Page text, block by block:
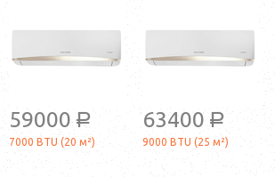
59000 a
7000 BTU (20 м²)
63400 a
9000 BTU (25 м²)